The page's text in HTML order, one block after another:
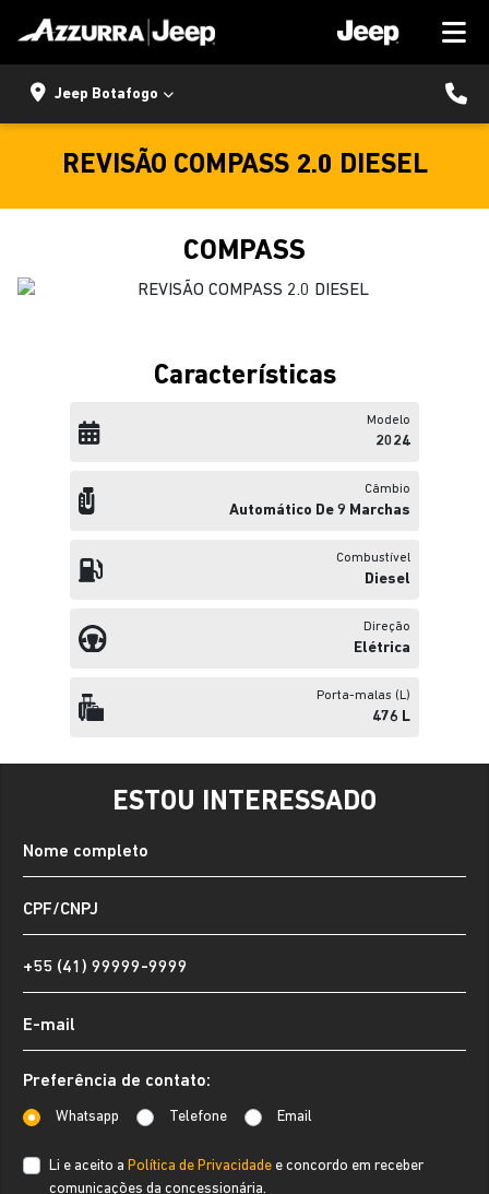
Jeep Botafogo
REVISÃO COMPASS 2.0 DIESEL
ESTOU INTERESSADO
Preferência de contato:
Whatsapp Telefone Email
Li e aceito a Política de Privacidade e concordo em receber
comunicações da concessionária.
COMPASS
Características
Modelo
2024
Câmbio
Automático De 9 Marchas
Combustível
Diesel
Direção
Elétrica
Porta-malas (L)
476 L